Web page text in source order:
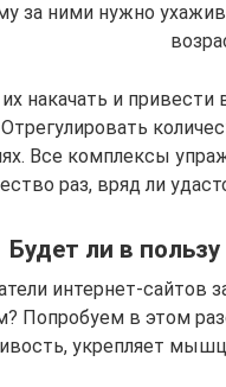
за ними нужно
накачать и
Все комплексы
раз, вряд ли
Будет ли в
интернет-
Попробуем в этом
укрепляет